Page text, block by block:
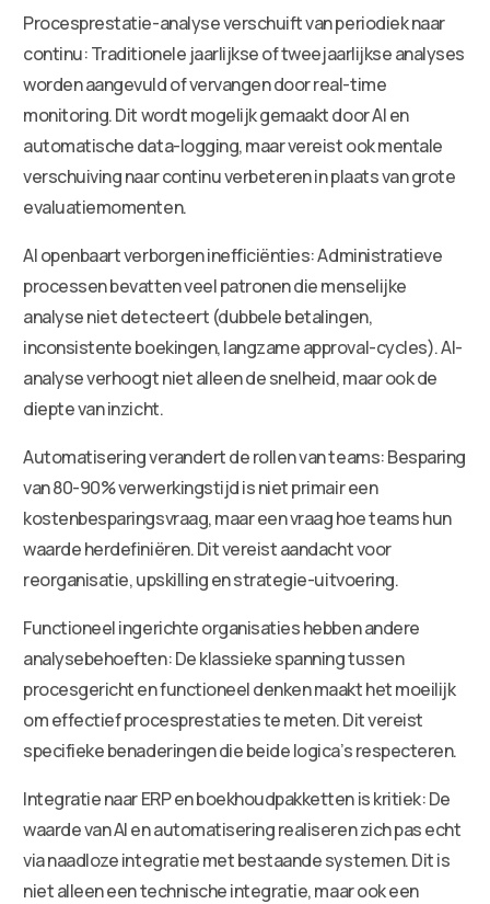
Procesprestatie-analyse verschuift van periodiek naar
continu: Traditionele jaarlijkse of tweejaarlijkse analyses
worden aangevuld of vervangen door real-time
monitoring. Dit wordt mogelijk gemaakt door AI en
automatische data-logging, maar vereist ook mentale
verschuiving naar continu verbeteren in plaats van grote
evaluatiemomenten.
AI openbaart verborgen inefficiënties: Administratieve
processen bevatten veel patronen die menselijke
analyse niet detecteert (dubbele betalingen,
inconsistente boekingen, langzame approval-cycles). AI-
analyse verhoogt niet alleen de snelheid, maar ook de
diepte van inzicht.
Automatisering verandert de rollen van teams: Besparing
van 80-90% verwerkingstijd is niet primair een
kostenbesparingsvraag, maar een vraag hoe teams hun
waarde herdefiniëren. Dit vereist aandacht voor
reorganisatie, upskilling en strategie-uitvoering.
Functioneel ingerichte organisaties hebben andere
analysebehoeften: De klassieke spanning tussen
procesgericht en functioneel denken maakt het moeilijk
om effectief procesprestaties te meten. Dit vereist
specifieke benaderingen die beide logica’s respecteren.
Integratie naar ERP en boekhoudpakketten is kritiek: De
waarde van AI en automatisering realiseren zich pas echt
via naadloze integratie met bestaande systemen. Dit is
niet alleen een technische integratie, maar ook een